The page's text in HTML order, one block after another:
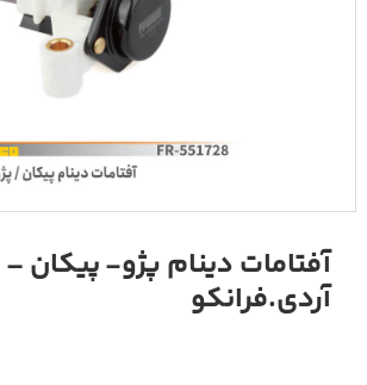
آفتامات دینام پژو- پیکان –
آردی.فرانکو